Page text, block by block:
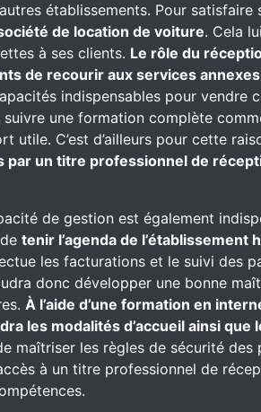
établissements. Pour satisfaire
de location de voiture. Cela
à ses clients. Le rôle du
de recourir aux services
indispensables pour vendre
une formation complète
utile. C’est d’ailleurs pour cette
par un titre professionnel de
de gestion est également
tenir l’agenda de l’établissement
les facturations et le suivi des
donc développer une bonne
À l’aide d’une formation en
les modalités d’accueil ainsi
maîtriser les règles de sécurité des
à un titre professionnel de